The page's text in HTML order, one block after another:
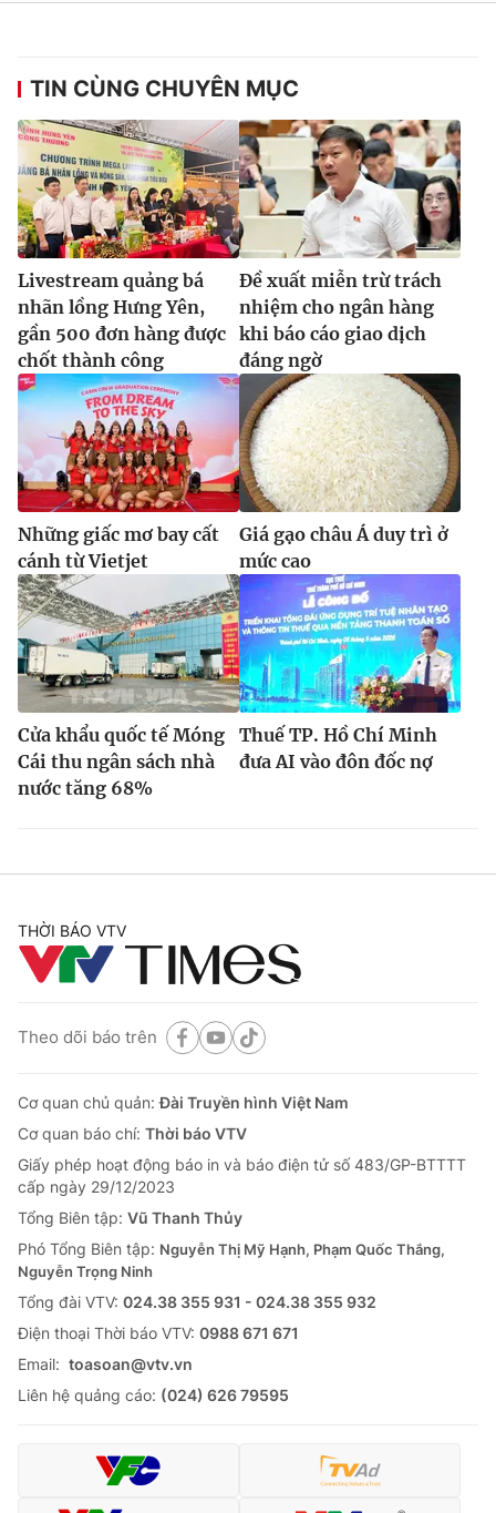
TIN CÙNG CHUYÊN MỤC
Livestream quảng bá
nhãn lồng Hưng Yên,
gần 500 đơn hàng được
chốt thành công
Đề xuất miễn trừ trách
nhiệm cho ngân hàng
khi báo cáo giao dịch
đáng ngờ
Những giấc mơ bay cất
cánh từ Vietjet
Giá gạo châu Á duy trì ở
mức cao
Cửa khẩu quốc tế Móng
Cái thu ngân sách nhà
nước tăng 68%
Thuế TP. Hồ Chí Minh
đưa AI vào đôn đốc nợ
THỜI BÁO VTV
Theo dõi báo trên
Cơ quan chủ quản:Đài Truyền hình Việt Nam
Cơ quan báo chí: Thời báo VTV
Giấy phép hoạt động báo in và báo điện tử số 483/GP-BTTTT
cấp ngày 29/12/2023
Tổng Biên tập: Vũ Thanh Thủy
Phó Tổng Biên tập: Nguyễn Thị Mỹ Hạnh, Phạm Quốc Thắng,
Nguyễn Trọng Ninh
Tổng đài VTV: 024.38 355 931 - 024.38 355 932
Ðiện thoại Thời báo VTV: 0988 671 671
Email: toasoan@vtv.vn
Liên hệ quảng cáo: (024) 626 79595